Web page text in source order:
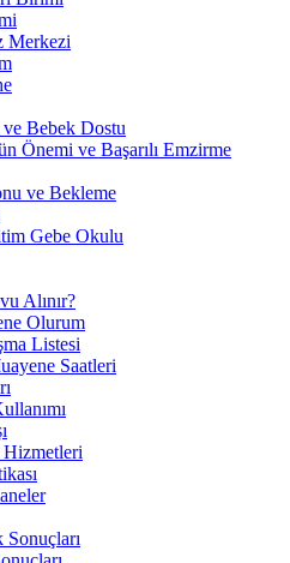
Merkezi
Bebek Dostu
Önemi ve Başarılı Emzirme
ve Bekleme
Gebe Okulu
Alınır?
Olurum
Listesi
Saatleri
Hizmetleri